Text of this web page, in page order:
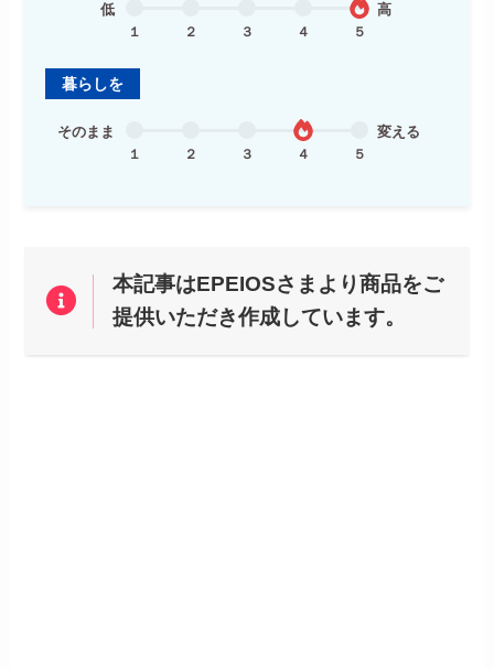
低
１ ２ ３ ４ ５
高
暮らしを
そのまま
１ ２ ３ ４ ５
変える
本記事はEPEIOSさまより商品をご
提供いただき作成しています。